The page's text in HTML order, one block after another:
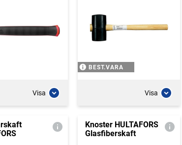
Visa
BEST.VARA
Visa
Knoster HULTAFORS
Glasfiberskaft